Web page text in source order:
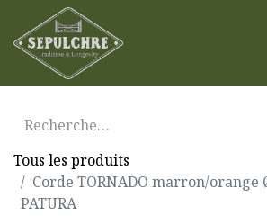
Tous les produits
Corde TORNADO marron/orange
PATURA